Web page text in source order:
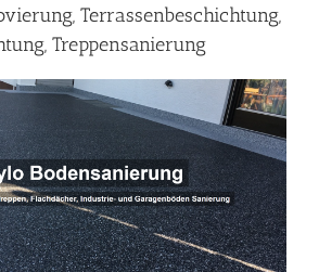
Terrassenbeschichtung,
Treppensanierung